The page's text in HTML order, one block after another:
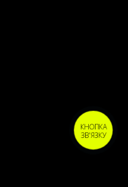
КНОПКА
ЗВ'ЯЗКУ